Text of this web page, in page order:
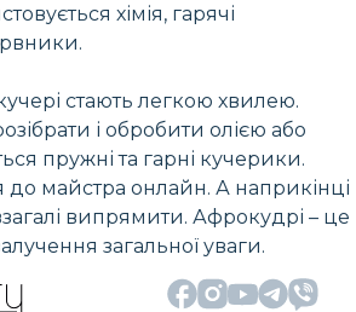
хімія, гарячі
стають легкою хвилею.
і обробити олією або
пружні та гарні кучерики.
майстра онлайн. А наприкінці
випрямити. Афрокудрі – це
загальної уваги.